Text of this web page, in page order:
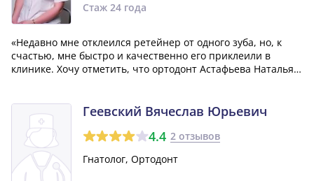
Стаж 24 года
«Недавно мне отклеился ретейнер от одного зуба, но, к
счастью, мне быстро и качественно его приклеили в
клинике. Хочу отметить, что ортодонт Астафьева Наталья
времени, искала клинику,...»Геевский Вячеслав Юрьевич
4.4 2 отзывов
Гнатолог, Ортодонт